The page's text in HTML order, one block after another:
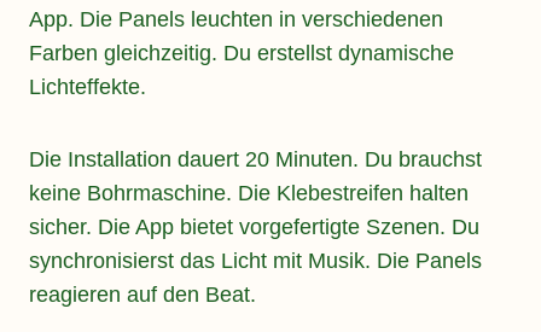
App. Die Panels leuchten in verschiedenen
Farben gleichzeitig. Du erstellst dynamische
Lichteffekte.
Die Installation dauert 20 Minuten. Du brauchst
keine Bohrmaschine. Die Klebestreifen halten
sicher. Die App bietet vorgefertigte Szenen. Du
synchronisierst das Licht mit Musik. Die Panels
reagieren auf den Beat.